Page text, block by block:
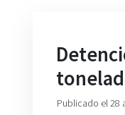
Publicado el 28